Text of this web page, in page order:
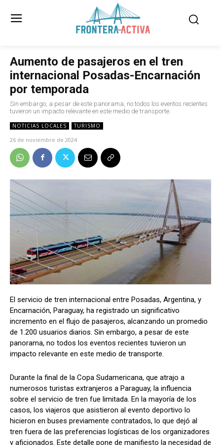
Aumento de pasajeros en el tren
internacional Posadas-Encarnación
por temporada
Sin embargo, a pesar de este panorama, no todos los eventos recientes
tuvieron un impacto relevante en este medio de transporte.
NOTICIAS LOCALES TURISMO
26 de noviembre de 2024
El servicio de tren internacional entre Posadas, Argentina, y
Encarnación, Paraguay, ha registrado un significativo
incremento en el flujo de pasajeros, alcanzando un promedio
de 1.200 usuarios diarios. Sin embargo, a pesar de este
panorama, no todos los eventos recientes tuvieron un
impacto relevante en este medio de transporte.
Durante la final de la Copa Sudamericana, que atrajo a
numerosos turistas extranjeros a Paraguay, la influencia
sobre el servicio de tren fue limitada. En la mayoría de los
casos, los viajeros que asistieron al evento deportivo lo
hicieron en buses previamente contratados, lo que dejó al
tren fuera de las preferencias logísticas de los organizadores
y aficionados. Este detalle pone de manifiesto la necesidad de